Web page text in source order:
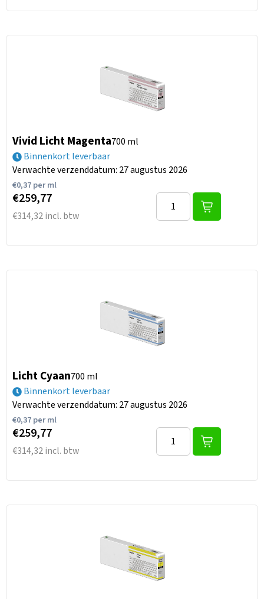
Vivid Licht Magenta700 ml
Binnenkort leverbaar
Verwachte verzenddatum: 27 augustus 2026
€0,37per ml
€259,77
€314,32 incl. btw
Licht Cyaan700 ml
Binnenkort leverbaar
Verwachte verzenddatum: 27 augustus 2026
€0,37per ml
€259,77
€314,32 incl. btw